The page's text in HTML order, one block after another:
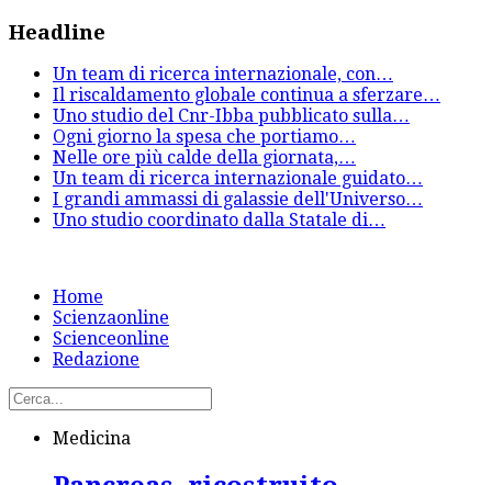
Headline
Un team di ricerca internazionale, con…
Il riscaldamento globale continua a sferzare…
Uno studio del Cnr-Ibba pubblicato sulla…
Ogni giorno la spesa che portiamo…
Nelle ore più calde della giornata,…
Un team di ricerca internazionale guidato…
I grandi ammassi di galassie dell'Universo…
Uno studio coordinato dalla Statale di…
Home
Scienzaonline
Scienceonline
Redazione
Medicina